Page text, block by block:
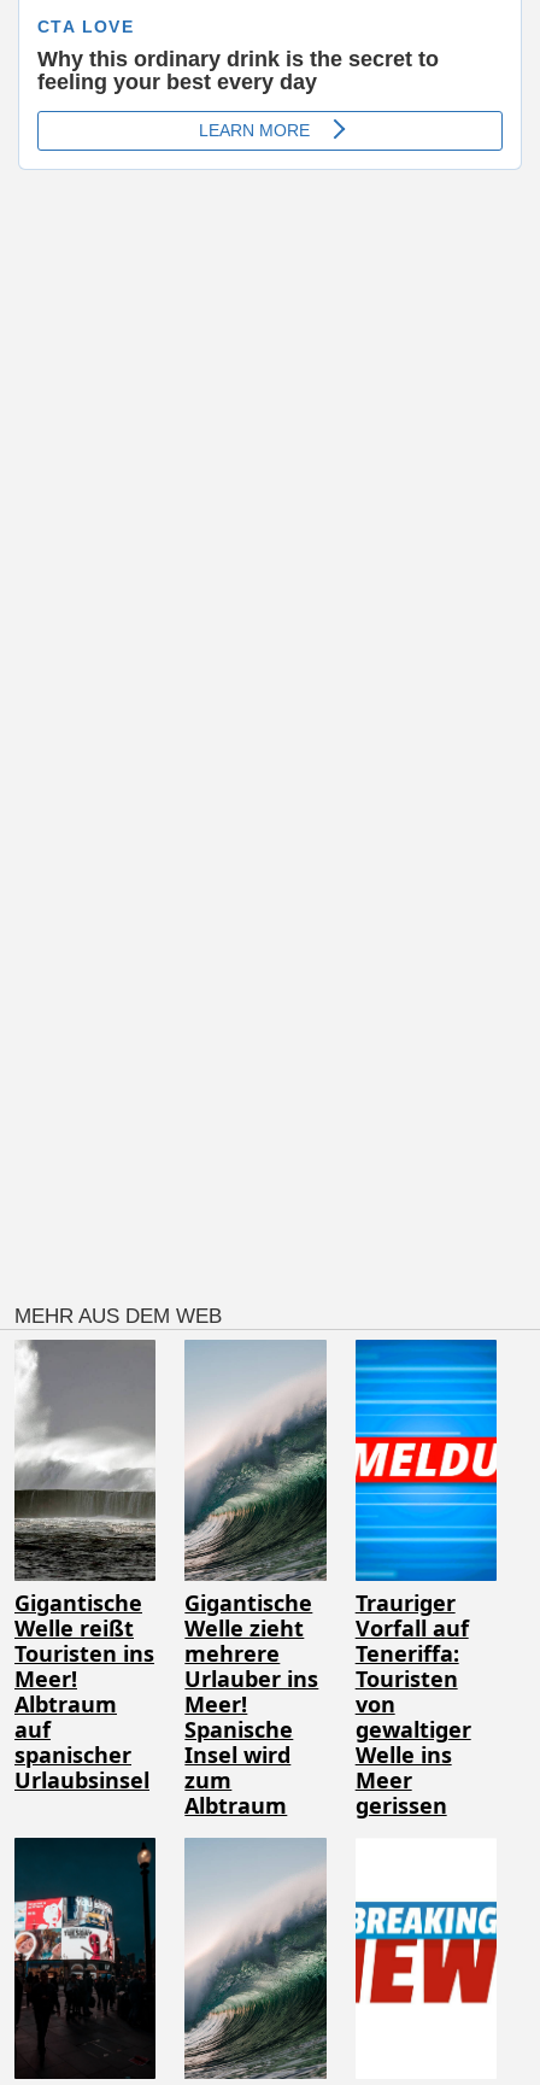
MEHR AUS DEM WEB
Gigantische
Welle reißt
Touristen ins
Meer!
Albtraum
auf
spanischer
Urlaubsinsel
Gigantische
Welle zieht
mehrere
Urlauber ins
Meer!
Spanische
Insel wird
zum
Albtraum
Trauriger
Vorfall auf
Teneriffa:
Touristen
von
gewaltiger
Welle ins
Meer
gerissen